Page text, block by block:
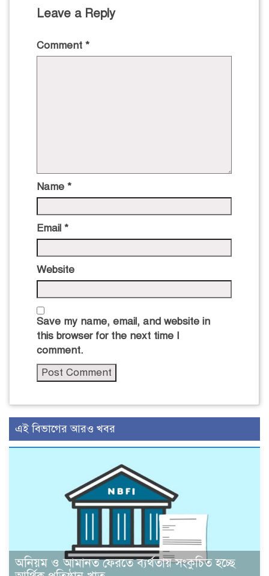
Leave a Reply
Comment *
Name *
Email *
Website
Save my name, email, and website in
this browser for the next time I
comment.
এই বিভাগের আরও খবর
অনিয়ম ও আমানত ফেরতে ব্যর্থতায় সংকুচিত হচ্ছে